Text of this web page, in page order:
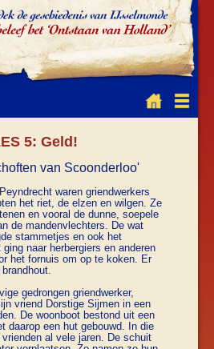
5: Geld!
van Scoonderloo'
waren griendwerkers
het riet, de elzen en wilgen. Ze
en vooral de dunne, soepele
de mandenvlechters. De wat
stammetjes en ook het
naar herbergiers en anderen
het fornuis om op te koken. Er
gedrongen griendwerker,
vriend Dorstige Sijmen in een
De woonboot bestond uit een
daarop een hut gebouwd. In die
vrienden al vele jaren. De schuit